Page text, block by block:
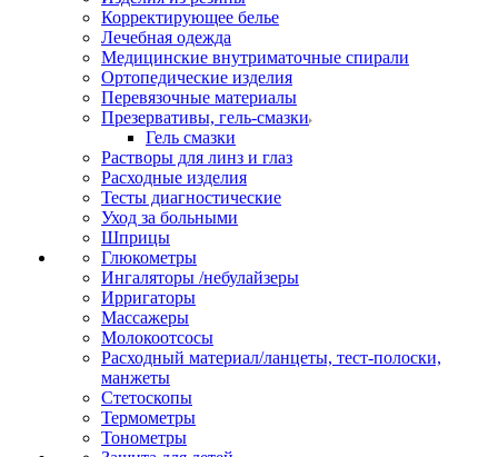
Корректирующее белье
Лечебная одежда
Медицинские внутриматочные спирали
Ортопедические изделия
Перевязочные материалы
Презервативы, гель-смазки
Гель смазки
Растворы для линз и глаз
Расходные изделия
Тесты диагностические
Уход за больными
Шприцы
Глюкометры
Ингаляторы /небулайзеры
Ирригаторы
Массажеры
Молокоотсосы
Расходный материал/ланцеты, тест-полоски,
манжеты
Стетоскопы
Термометры
Тонометры